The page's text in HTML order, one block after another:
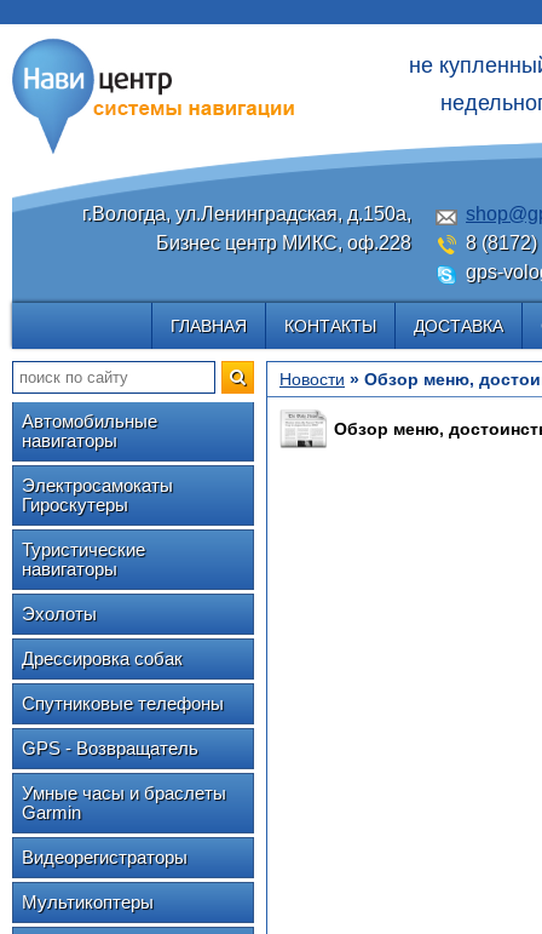
не
г.Вологда, ул.Ленинградская, д.150а,
Бизнес центр МИКС, оф.228
8 (8172)
gps-
ГЛАВНАЯ КОНТАКТЫ ДОСТАВКА
Автомобильные
навигаторы
Электросамокаты
Гироскутеры
Туристические
навигаторы
Эхолоты
Дрессировка собак
Спутниковые телефоны
GPS - Возвращатель
Умные часы и браслеты
Garmin
Видеорегистраторы
Мультикоптеры
Новости » Обзор меню,
Обзор меню,